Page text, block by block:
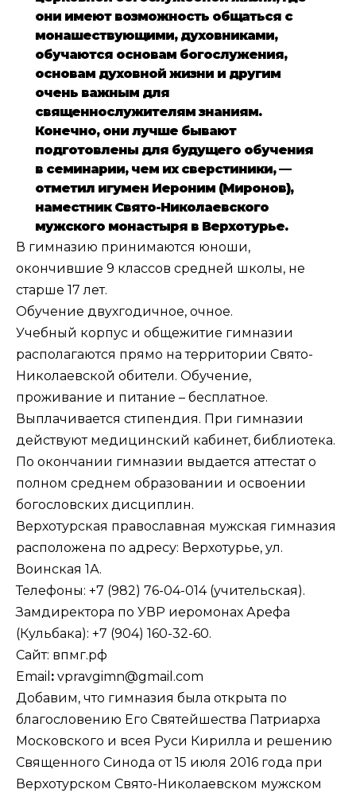
они имеют возможность общаться с
монашествующими, духовниками,
обучаются основам богослужения,
основам духовной жизни и другим
очень важным для
священнослужителям знаниям.
Конечно, они лучше бывают
подготовлены для будущего обучения
в семинарии, чем их сверстиники, —
отметил игумен Иероним (Миронов),
наместник Свято-Николаевского
мужского монастыря в Верхотурье.
В гимназию принимаются юноши,
окончившие 9 классов средней школы, не
старше 17 лет.
Обучение двухгодичное, очное.
Учебный корпус и общежитие гимназии
располагаются прямо на территории Свято-
Николаевской обители. Обучение,
проживание и питание – бесплатное.
Выплачивается стипендия. При гимназии
действуют медицинский кабинет, библиотека.
По окончании гимназии выдается аттестат о
полном среднем образовании и освоении
богословских дисциплин.
Верхотурская православная мужская гимназия
расположена по адресу: Верхотурье, ул.
Воинская 1А.
Телефоны: +7 (982) 76-04-014 (учительская).
Замдиректора по УВР иеромонах Арефа
(Кульбака): +7 (904) 160-32-60.
Сайт: впмг.рф
Email : vpravgimn@gmail.com
Добавим, что гимназия была открыта по
благословению Его Святейшества Патриарха
Московского и всея Руси Кирилла и решению
Священного Синода от 15 июля 2016 года при
Верхотурском Свято-Николаевском мужском